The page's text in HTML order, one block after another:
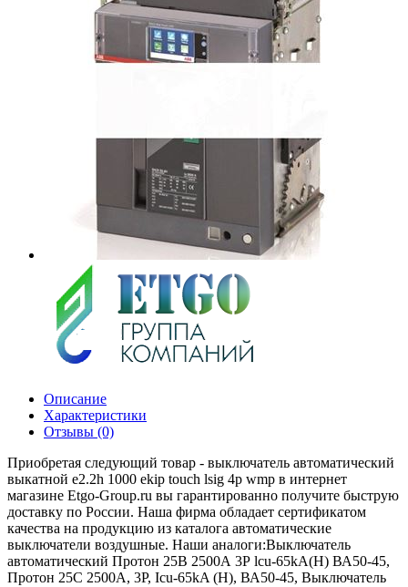
Описание
Характеристики
Отзывы (0)
Приобретая следующий товар - выключатель автоматический
выкатной e2.2h 1000 ekip touch lsig 4p wmp в интернет
магазине Etgo-Group.ru вы гарантированно получите быструю
доставку по России. Наша фирма обладает сертификатом
качества на продукцию из каталога автоматические
выключатели воздушные. Наши аналоги:Выключатель
автоматический Протон 25В 2500А 3Р lcu-65kA(H) ВА50-45,
Протон 25С 2500A, 3P, Icu-65kA (Н), ВА50-45, Выключатель